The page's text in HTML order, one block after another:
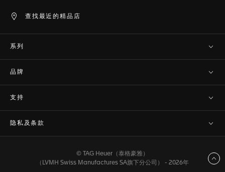
查找最近的精品店
系列
品牌
支持
隐私及条款
© TAG Heuer（泰格豪雅）
（LVMH Swiss Manufactures SA旗下分公司） - 2026年
返回顶部